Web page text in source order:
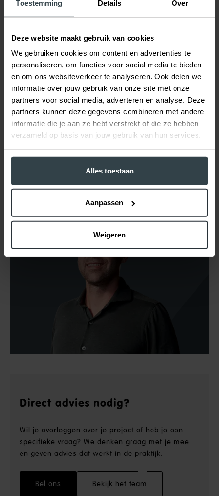
Toestemming Details Over
Deze website maakt gebruik van cookies
We gebruiken cookies om content en advertenties te
personaliseren, om functies voor social media te bieden
en om ons websiteverkeer te analyseren. Ook delen we
informatie over jouw gebruik van onze site met onze
partners voor social media, adverteren en analyse. Deze
partners kunnen deze gegevens combineren met andere
informatie die je aan ze hebt verstrekt of die ze hebben
verzameld op basis van jouw gebruik van hun services.
Alles toestaan
Aanpassen
Weigeren
gaan?
We helpen je graag verder met een scherpe
offerte of een praktisch advies. Neem contact met
ons op, dan kijken we samen wat het beste werkt
voor jouw project.
Contact
Klus aanmelden
Direct advies nodig?
Wil je overleggen over je project of heb je een
specifieke vraag? We denken graag met je mee
en geven advies dat werkt in de praktijk.
Bel ons Bekijk het team